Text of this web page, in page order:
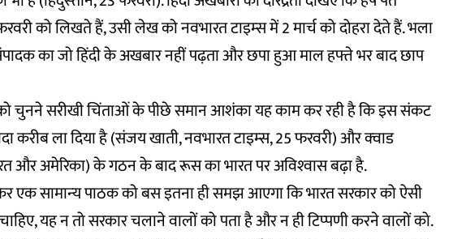
को लिखते हैं, उसी लेख को नवभारत टाइम्‍स में 2 मार्च को दोहरा देते हैं. भला
का जो हिंदी के अखबार नहीं पढ़ता और छपा हुआ माल हफ्ते भर बाद छाप
को चुनने सरीखी चिंताओं के पीछे समान आशंका यह काम कर रही है कि इस संकट
करीब ला दिया है (संजय खाती, नवभारत टाइम्‍स, 25 फरवरी) और क्‍वाड
और अमेरिका) के गठन के बाद रूस का भारत पर अविश्‍वास बढ़ा है.
एक सामान्‍य पाठक को बस इतना ही समझ आएगा कि भारत सरकार को ऐसी
यह न तो सरकार चलाने वालों को पता है और न ही टिप्‍पणी करने वालों को.